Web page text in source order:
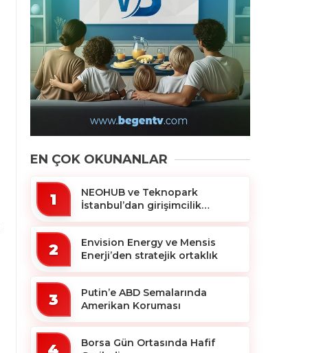
EN ÇOK OKUNANLAR
1
NEOHUB ve Teknopark
İstanbul’dan girişimcilik
2
Envision Energy ve Mensis
Enerji’den stratejik ortaklık
3
Putin’e ABD Semalarında
Amerikan Koruması
Borsa Gün Ortasında Hafif